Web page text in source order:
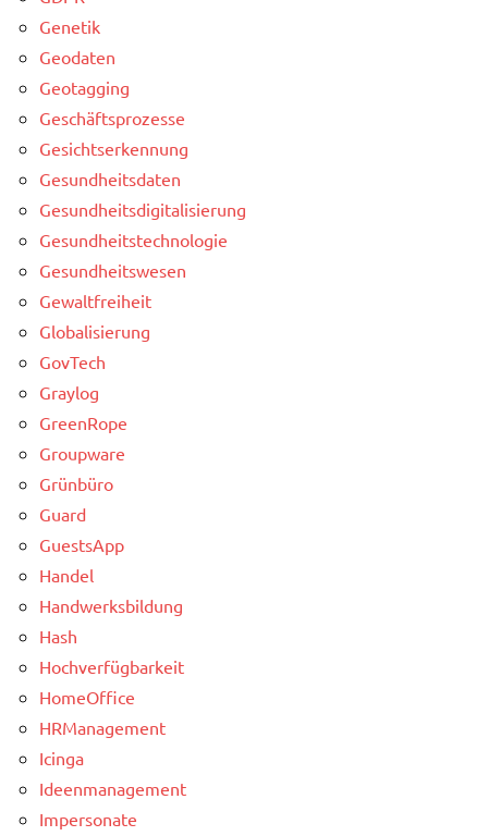
Genetik
Geodaten
Geotagging
Geschäftsprozesse
Gesichtserkennung
Gesundheitsdaten
Gesundheitsdigitalisierung
Gesundheitstechnologie
Gesundheitswesen
Gewaltfreiheit
Globalisierung
GovTech
Graylog
GreenRope
Groupware
Grünbüro
Guard
GuestsApp
Handel
Handwerksbildung
Hash
Hochverfügbarkeit
HomeOffice
HRManagement
Icinga
Ideenmanagement
Impersonate